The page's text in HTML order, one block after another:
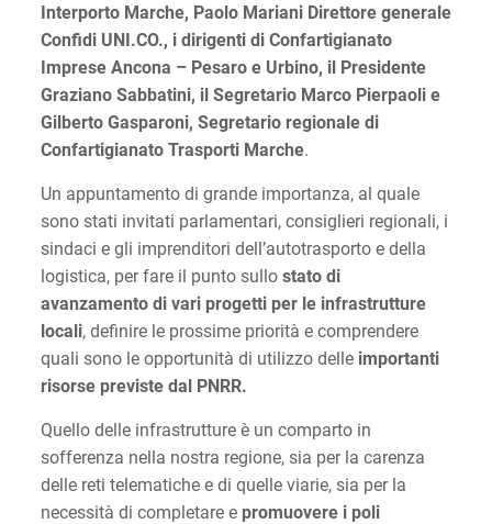
Interporto Marche, Paolo Mariani Direttore generale
Confidi UNI.CO., i dirigenti di Confartigianato
Imprese Ancona – Pesaro e Urbino, il Presidente
Graziano Sabbatini, il Segretario Marco Pierpaoli e
Gilberto Gasparoni, Segretario regionale di
Confartigianato Trasporti Marche.
Un appuntamento di grande importanza, al quale
sono stati invitati parlamentari, consiglieri regionali, i
sindaci e gli imprenditori dell’autotrasporto e della
logistica, per fare il punto sullo stato di
avanzamento di vari progetti per le infrastrutture
locali, definire le prossime priorità e comprendere
quali sono le opportunità di utilizzo delleimportanti
risorse previste dal PNRR.
Quello delle infrastrutture è un comparto in
sofferenza nella nostra regione, sia per la carenza
delle reti telematiche e di quelle viarie, sia per la
necessità di completare e promuovere i poli